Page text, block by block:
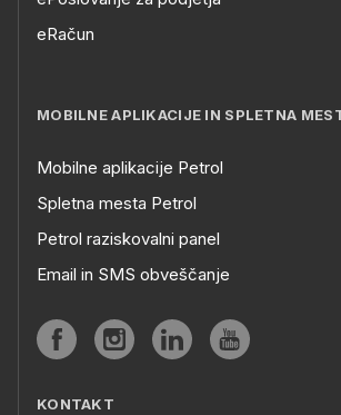
eRačun
MOBILNE APLIKACIJE IN SPLETNA
Mobilne aplikacije Petrol
Spletna mesta Petrol
Petrol raziskovalni panel
Email in SMS obveščanje
KONTAKT